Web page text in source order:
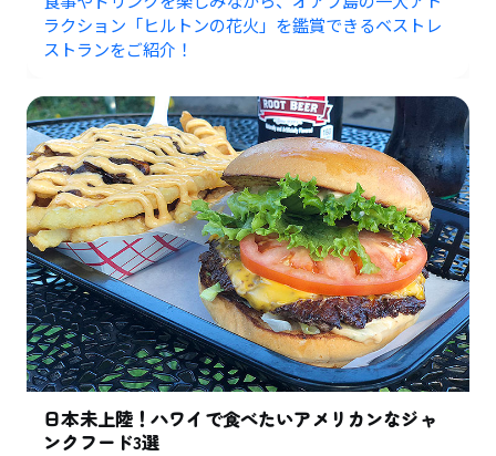
ラクション「ヒルトンの花火」を鑑賞できるベストレ
ストランをご紹介！
日本未上陸！ハワイで食べたいアメリカンなジャ
ンクフード3選